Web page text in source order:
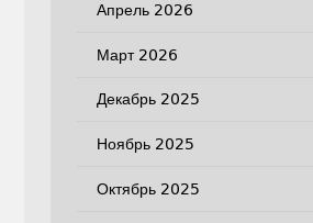
Апрель 2026
Март 2026
Декабрь 2025
Ноябрь 2025
Октябрь 2025